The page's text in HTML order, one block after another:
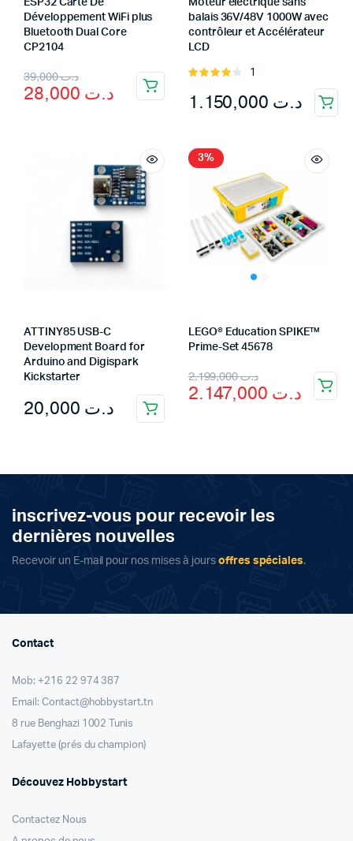
ESP32 Carte De
Développement WiFi plus
Bluetooth Dual Core
CP2104
د.ت39,000
Original
price
د.ت
Current
price
Moteur électrique sans
balais 36V/48V 1000W avec
contrôleur et Accélérateur
LCD
Rated
1
د.ت
ATTINY85 USB-C
Development Board for
Arduino and Digispark
Kickstarter
د.ت
3%
LEGO® Education SPIKE™
Prime-Set 45678
د.ت2.199,000
Original
price
د.ت
Current
price
inscrivez-vous pour recevoir les
dernières nouvelles
Recevoir un E-mail pour nos mises à jours offres spéciales.
Contact
Mob: +216 22 974 387
Email: Contact@hobbystart.tn
8 rue Benghazi 1002 Tunis
Lafayette (prés du champion)
Découvez Hobbystart
Contactez Nous